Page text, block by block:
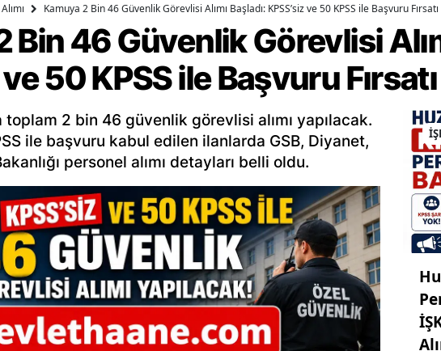
Kamuya 2 Bin 46 Güvenlik Görevlisi Alımı Başladı: KPSS’siz ve 50 KPSS ile Başvuru Fırsatı
Bin 46 Güvenlik Görevlisi
50 KPSS ile Başvuru Fırsatı
toplam 2 bin 46 güvenlik görevlisi alımı yapılacak.
ile başvuru kabul edilen ilanlarda GSB, Diyanet,
personel alımı detayları belli oldu.